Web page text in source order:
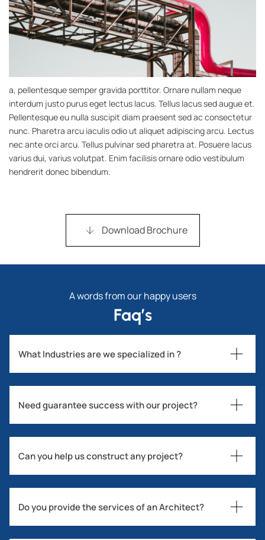
a, pellentesque semper gravida porttitor. Ornare nullam neque
interdum justo purus eget lectus lacus. Tellus lacus sed augue et.
Pellentesque eu nulla suscipit diam praesent sed ac consectetur
nunc. Pharetra arcu iaculis odio ut aliquet adipiscing arcu. Lectus
nec ante orci arcu. Tellus pulvinar sed pharetra at. Posuere lacus
varius dui, varius volutpat. Enim facilisis ornare odio vestibulum
hendrerit donec bibendum.
Download Brochure
A words from our happy users
Faq’s
What Industries are we specialized in ?
Need guarantee success with our project?
Can you help us construct any project?
Do you provide the services of an Architect?